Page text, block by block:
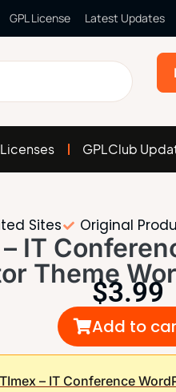
GPL License Latest Updates
Licenses GPLClub
Sites Original
IT
Theme
$3.99
Add to
– IT Conference